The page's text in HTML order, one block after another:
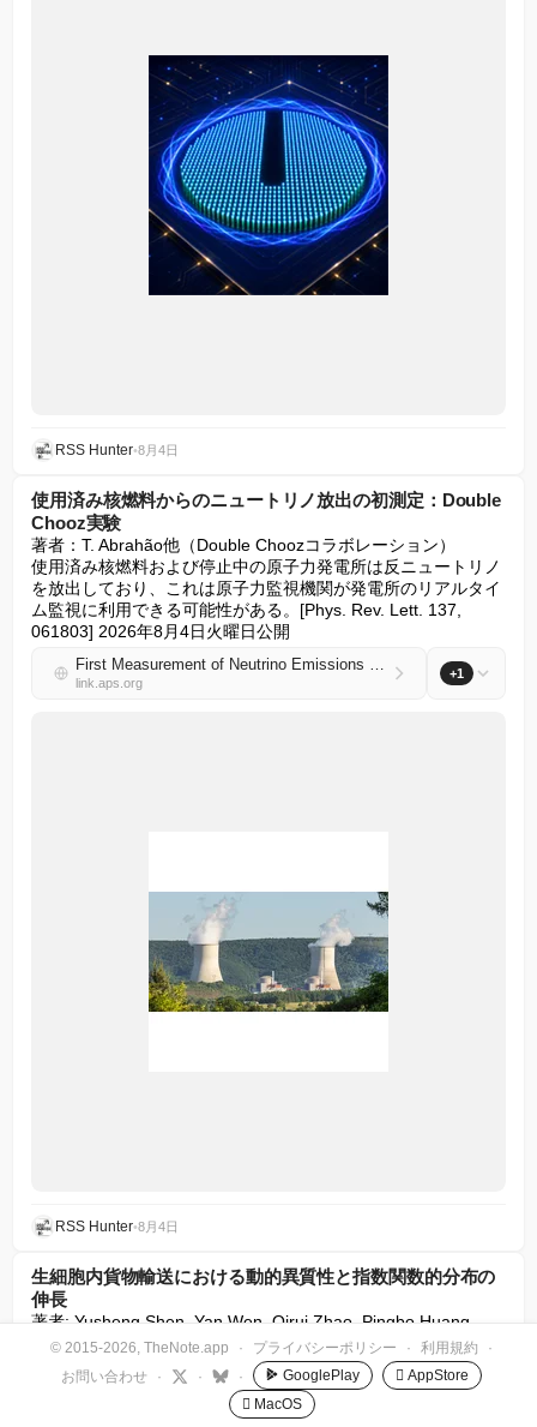
RSS Hunter•8月4日
使用済み核燃料からのニュートリノ放出の初測定：Double
Chooz実験
著者：T. Abrahão他（Double Choozコラボレーション）
使用済み核燃料および停止中の原子力発電所は反ニュートリノ
を放出しており、これは原子力監視機関が発電所のリアルタイ
ム監視に利用できる可能性がある。[Phys. Rev. Lett. 137,
061803] 2026年8月4日火曜日公開
First Measurement of Neutrino Emissions from Spent Nuclear Fuel by the Double Chooz Experiment
link.aps.org
+1
RSS Hunter•8月4日
生細胞内貨物輸送における動的異質性と指数関数的分布の
伸長
著者: Yusheng Shen, Yan Wen, Qirui Zhao, Pingbo Huang,
Pik-Yin Lai, and Penger Tong
非平衡定常状態のゆらぎの引き伸ばされた指数分布は、生体お
よび非生体システムの両方に遍在しているが、その微視的な起
源は依然として不明瞭であった。本レターでは、異なる細胞タ
© 2015-2026, TheNote.app · プライバシーポリシー · 利用規約
·
お問い合わせ
· · · GooglePlay
 AppStore
 MacOS